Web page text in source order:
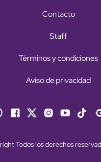
Contacto
Staff
Términos y condiciones
Aviso de privacidad
Todos los derechos